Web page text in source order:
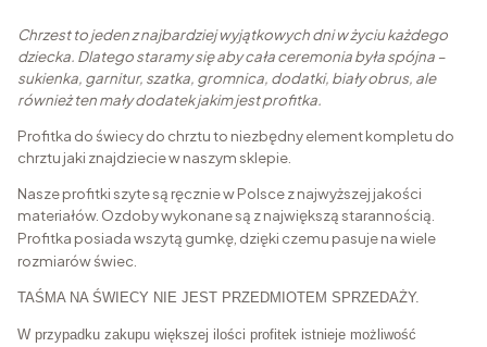
Chrzest to jeden z najbardziej wyjątkowych dni w życiu każdego
dziecka. Dlatego staramy się aby cała ceremonia była spójna –
sukienka, garnitur, szatka, gromnica, dodatki, biały obrus, ale
również ten mały dodatek jakim jest profitka.
Profitka do świecy do chrztu to niezbędny element kompletu do
chrztu jaki znajdziecie w naszym sklepie.
Nasze profitki szyte są ręcznie w Polsce z najwyższej jakości
materiałów. Ozdoby wykonane są z największą starannością.
Profitka posiada wszytą gumkę, dzięki czemu pasuje na wiele
rozmiarów świec.
TAŚMA NA ŚWIECY NIE JEST PRZEDMIOTEM SPRZEDAŻY.
W przypadku zakupu większej ilości profitek istnieje możliwość